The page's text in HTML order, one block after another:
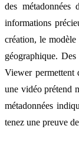
des métadonnées
informations
création, le
géographique.
Viewer permettent
une vidéo prétend
métadonnées
tenez une preuve